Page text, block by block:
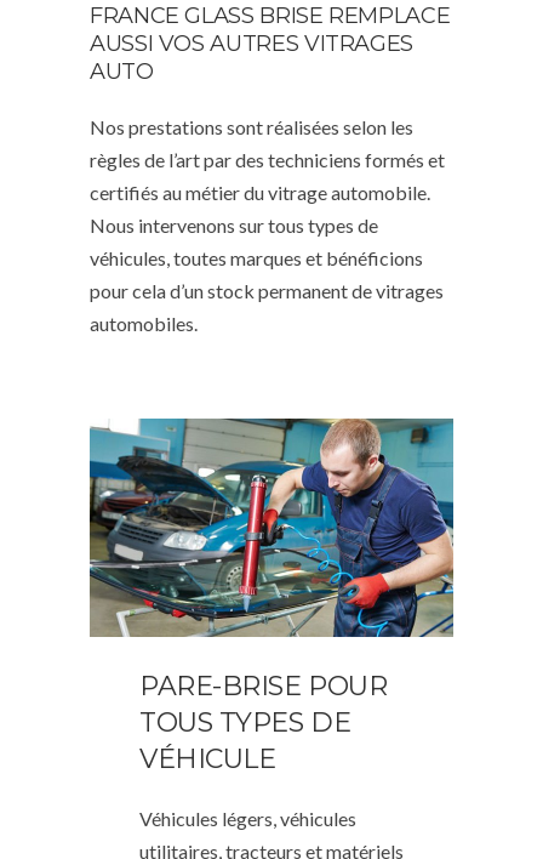
FRANCE GLASS BRISE REMPLACE
AUSSI VOS AUTRES VITRAGES
AUTO
Nos prestations sont réalisées selon les
règles de l’art par des techniciens formés et
certifiés au métier du vitrage automobile.
Nous intervenons sur tous types de
véhicules, toutes marques et bénéficions
pour cela d’un stock permanent de vitrages
automobiles.
PARE-BRISE POUR
TOUS TYPES DE
VÉHICULE
Véhicules légers, véhicules
utilitaires, tracteurs et matériels